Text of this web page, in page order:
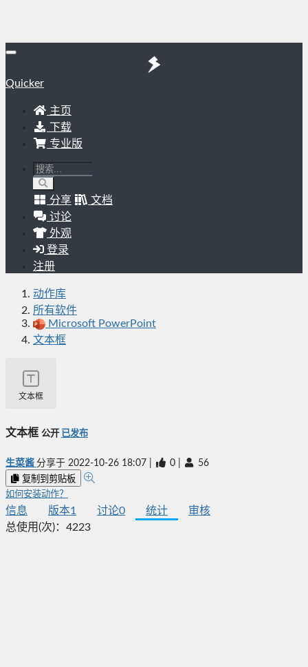
Quicker
主页
下载
专业版
分享
文档
讨论
外观
登录
注册
动作库
所有软件
Microsoft PowerPoint
文本框
文本框
文本框 公开 已发布
生菜酱 分享于 2022-10-26 18:07 0 56
复制到剪贴板
如何安装动作？
信息 版本1 讨论0 统计
审核
总使用(次)： 4223